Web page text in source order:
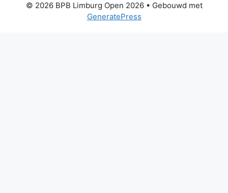
© 2026 BPB Limburg Open 2026• Gebouwd met
GeneratePress